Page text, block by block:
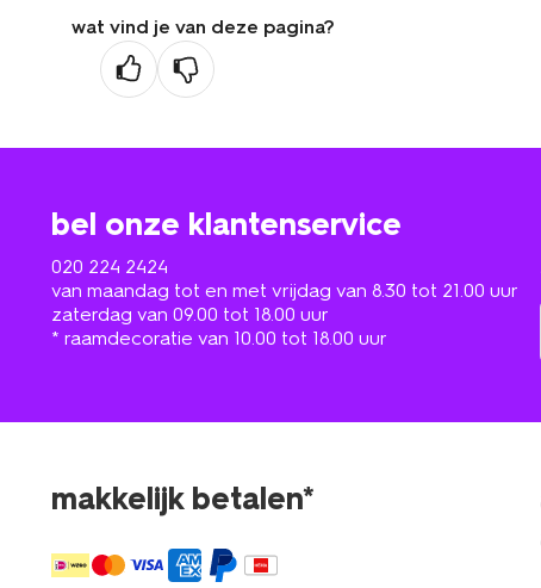
wat vind je van deze pagina?
bel onze klantenservice
020 224 2424
van maandag tot en met vrijdag van 8.30 tot 21.00 uur
zaterdag van 09.00 tot 18.00 uur
* raamdecoratie van 10.00 tot 18.00 uur
makkelijk betalen*